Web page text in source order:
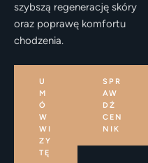
szybszą regenerację skóry
oraz poprawę komfortu
chodzenia.
U
M
Ó
W
WI
ZY
TĘ
SPR
AW
DŹ
CEN
NIK